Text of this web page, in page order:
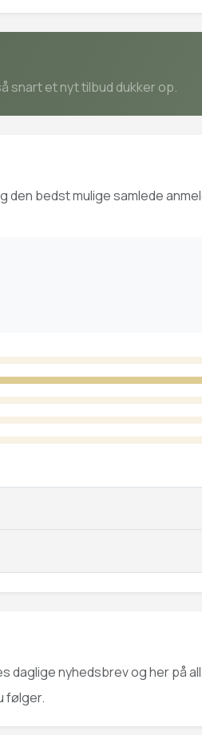
snart et nyt tilbud dukker op.
den bedst mulige samlede
daglige nyhedsbrev og her på
følger.